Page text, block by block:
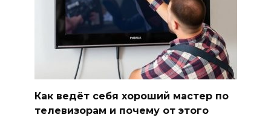
Как ведёт себя хороший мастер по
телевизорам и почему от этого